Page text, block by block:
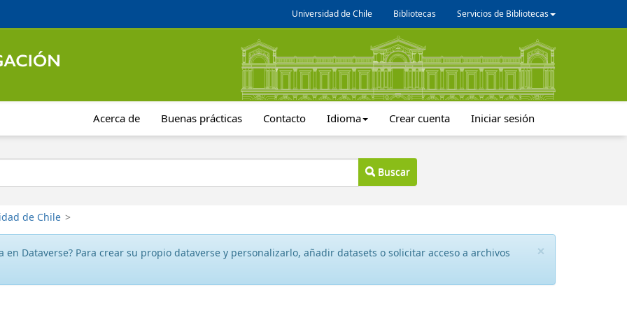
Universidad de Chile Bibliotecas Servicios de Bibliotecas
Acerca de Buenas prácticas Contacto Idioma Crear cuenta Iniciar sesión
Buscar
de Chile >
×
en Dataverse? Para crear su propio dataverse y personalizarlo, añadir datasets o solicitar acceso a archivos